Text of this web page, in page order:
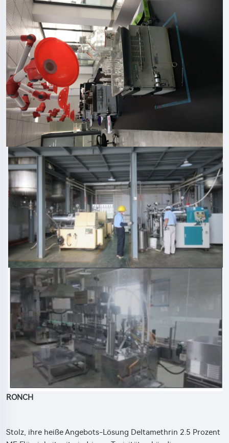
RONCH
Stolz, ihre heiße Angebots-Lösung Deltamethrin 2.5 Prozent